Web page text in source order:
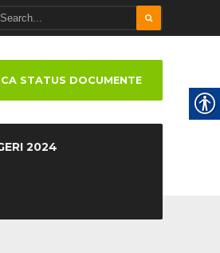
2024
STATUS DOCUMENTE